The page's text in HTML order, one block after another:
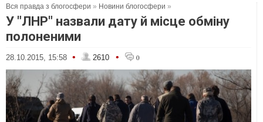
Вся правда з блогосфери » Новини блогосфери »
У "ЛНР" назвали дату й місце обміну
полоненими
28.10.2015, 15:58 • 2610 • 0